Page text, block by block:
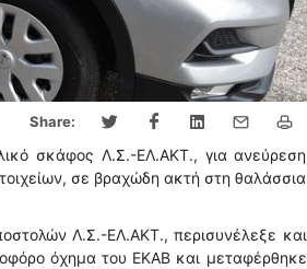
Share:
σκάφος Λ.Σ.-ΕΛ.ΑΚΤ., για ανεύρεση
σε βραχώδη ακτή στη θαλάσσια
Λ.Σ.-ΕΛ.ΑΚΤ., περισυνέλεξε και
όχημα του ΕΚΑΒ και μεταφέρθηκε